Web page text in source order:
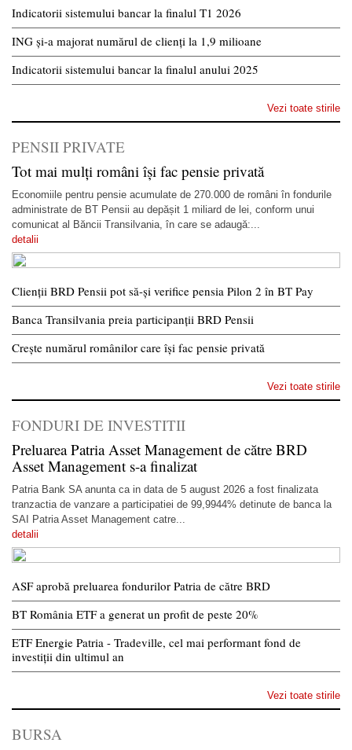
Indicatorii sistemului bancar la finalul T1 2026
ING și-a majorat numărul de clienți la 1,9 milioane
Indicatorii sistemului bancar la finalul anului 2025
Vezi toate stirile
PENSII PRIVATE
Tot mai mulți români își fac pensie privată
Economiile pentru pensie acumulate de 270.000 de români în fondurile
administrate de BT Pensii au depășit 1 miliard de lei, conform unui
comunicat al Băncii Transilvania, în care se adaugă:...
detalii
Clienții BRD Pensii pot să-și verifice pensia Pilon 2 în BT Pay
Banca Transilvania preia participanții BRD Pensii
Crește numărul românilor care își fac pensie privată
Vezi toate stirile
FONDURI DE INVESTITII
Preluarea Patria Asset Management de către BRD
Asset Management s-a finalizat
Patria Bank SA anunta ca in data de 5 august 2026 a fost finalizata
tranzactia de vanzare a participatiei de 99,9944% detinute de banca la
SAI Patria Asset Management catre...
detalii
ASF aprobă preluarea fondurilor Patria de către BRD
BT România ETF a generat un profit de peste 20%
ETF Energie Patria - Tradeville, cel mai performant fond de
investiții din ultimul an
Vezi toate stirile
BURSA